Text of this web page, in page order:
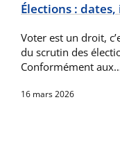
Élections :
Voter est un droit,
du scrutin des
Conformément
16 mars 2026